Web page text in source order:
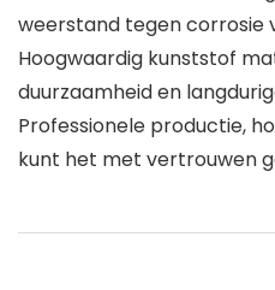
weerstand tegen corrosie
Hoogwaardig kunststof
duurzaamheid en
Professionele productie,
kunt het met vertrouwen